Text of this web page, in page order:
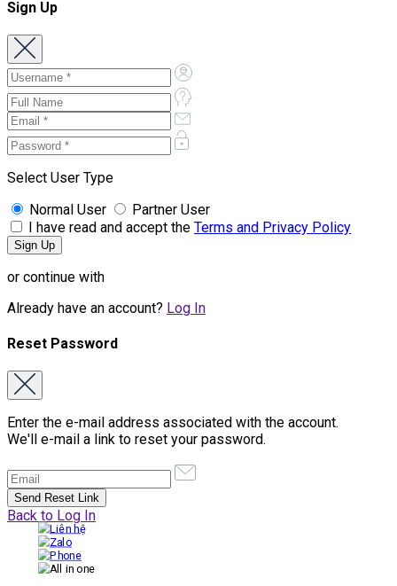
Sign Up
Select User Type
Normal User
Partner User
I have read and accept the Terms and Privacy Policy
or continue with
Already have an account? Log In
Reset Password
Enter the e-mail address associated with the account.
We'll e-mail a link to reset your password.
Back to Log In